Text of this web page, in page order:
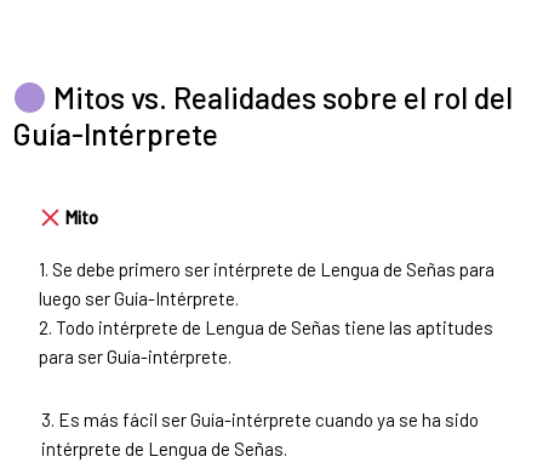
Mitos vs. Realidades sobre el rol del
Guía-Intérprete
Mito
1. Se debe primero ser intérprete de Lengua de Señas para
luego ser Guía-Intérprete.
2. Todo intérprete de Lengua de Señas tiene las aptitudes
para ser Guía-intérprete.
3. Es más fácil ser Guía-intérprete cuando ya se ha sido
intérprete de Lengua de Señas.